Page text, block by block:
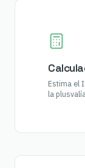
Estima el
la